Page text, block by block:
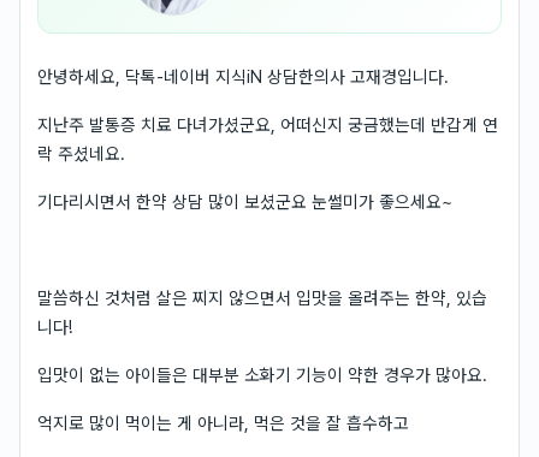
안녕하세요, 닥톡-네이버 지식iN 상담한의사 고재경입니다.
지난주 발통증 치료 다녀가셨군요, 어떠신지 궁금했는데 반갑게 연
락 주셨네요.
기다리시면서 한약 상담 많이 보셨군요 눈썰미가 좋으세요~
말씀하신 것처럼 살은 찌지 않으면서 입맛을 올려주는 한약, 있습
니다!
입맛이 없는 아이들은 대부분 소화기 기능이 약한 경우가 많아요.
억지로 많이 먹이는 게 아니라, 먹은 것을 잘 흡수하고